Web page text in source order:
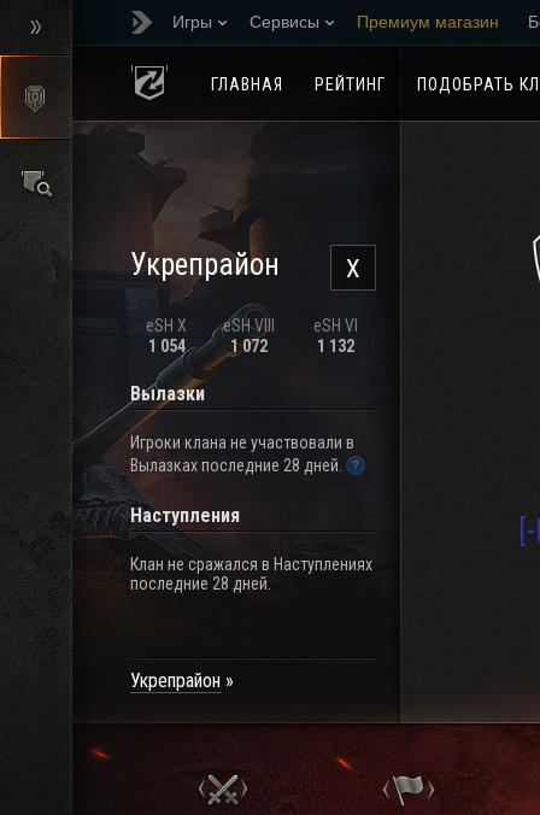
Игры Сервисы Премиум магазин
ГЛАВНАЯ
РЕЙТИНГ ПОДОБРАТЬ
X
Укрепрайон
eSH X
1 054
eSH VIII
1 072
eSH VI
1 132
Вылазки
Игроки клана не участвовали в
Вылазках последние 28 дней.
Наступления
Клан не сражался в Наступлениях
последние 28 дней.
Укрепрайон